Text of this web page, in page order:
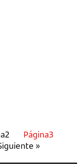
2 Página3
»